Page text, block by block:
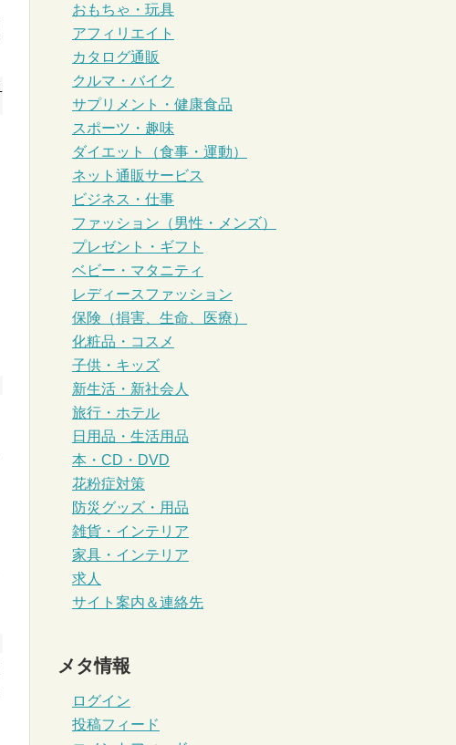
おもちゃ・玩具
アフィリエイト
カタログ通販
クルマ・バイク
サプリメント・健康食品
スポーツ・趣味
ダイエット（食事・運動）
ネット通販サービス
ビジネス・仕事
ファッション（男性・メンズ）
プレゼント・ギフト
ベビー・マタニティ
レディースファッション
保険（損害、生命、医療）
化粧品・コスメ
子供・キッズ
新生活・新社会人
旅行・ホテル
日用品・生活用品
本・CD・DVD
花粉症対策
防災グッズ・用品
雑貨・インテリア
家具・インテリア
求人
サイト案内＆連絡先
メタ情報
ログイン
投稿フィード